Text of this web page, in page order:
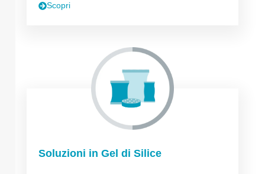
Scopri
Soluzioni in Gel di Silice